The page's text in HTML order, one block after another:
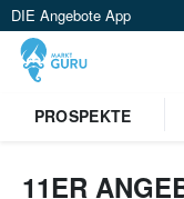
DIE Angebote App
PROSPEKTE
11ER